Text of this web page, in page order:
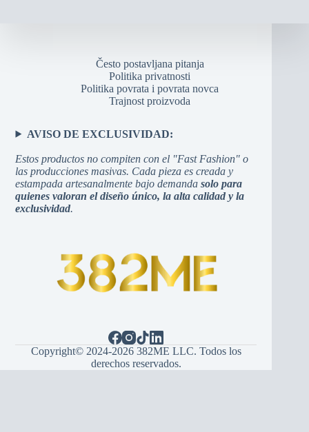
Često postavljana pitanja
Politika privatnosti
Politika povrata i povrata novca
Trajnost proizvoda
AVISO DE EXCLUSIVIDAD:
Estos productos no compiten con el "Fast Fashion" o
las producciones masivas. Cada pieza es creada y
estampada artesanalmente bajo demandasolo para
quienes valoran el diseño único, la alta calidad y la
exclusividad.
Copyright© 2024-2026 382ME LLC. Todos los
derechos reservados.